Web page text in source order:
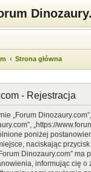
Strona główna
- Rejestracja
„Forum
„https://
poniżej
naciskając przycisk
Dinozaury.com” ma
informując cię o